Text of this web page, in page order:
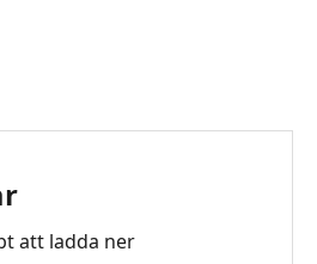
att ladda ner